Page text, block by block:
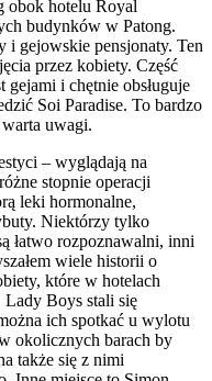
obok hotelu Royal
budynków w Patong.
i gejowskie pensjonaty. Ten
przez kobiety. Część
gejami i chętnie obsługuje
Soi Paradise. To bardzo
uwagi.
– wyglądają na
stopnie operacji
leki hormonalne,
Niektórzy tylko
łatwo rozpoznawalni, inni
wiele historii o
które w hotelach
Lady Boys stali się
ich spotkać u wylotu
okolicznych barach by
także się z nimi